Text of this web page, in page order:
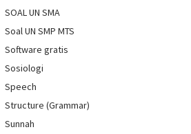
SOAL UN SMA
Soal UN SMP MTS
Software gratis
Sosiologi
Speech
Structure (Grammar)
Sunnah